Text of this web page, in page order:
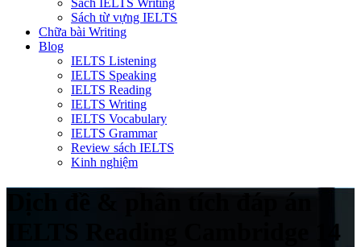
Sách IELTS Writing
Sách từ vựng IELTS
Chữa bài Writing
Blog
IELTS Listening
IELTS Speaking
IELTS Reading
IELTS Writing
IELTS Vocabulary
IELTS Grammar
Review sách IELTS
Kinh nghiệm
Dịch đề & phân tích đáp án
IELTS Reading Cambridge 14